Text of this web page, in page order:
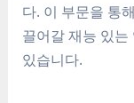
다. 이 부문을 통
끌어갈 재능 있
있습니다.